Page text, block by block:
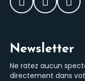
Facebook
Newsletter
Ne ratez aucun
directement dans